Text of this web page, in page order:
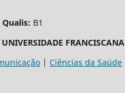
Qualis: B1
FRANCISCANA
| Ciências da Saúde